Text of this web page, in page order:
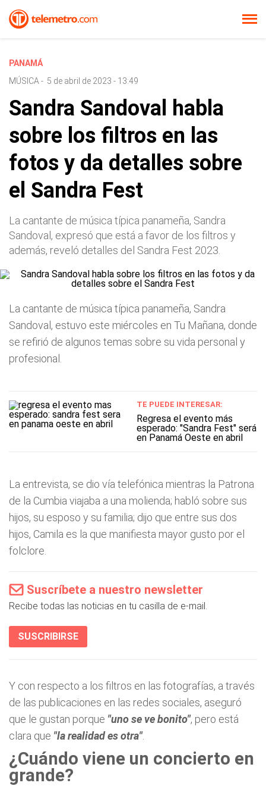
PANAMÁ
MÚSICA - 5 de abril de 2023 - 13:49
Sandra Sandoval habla
sobre los filtros en las
fotos y da detalles sobre
el Sandra Fest
La cantante de música típica panameña, Sandra
Sandoval, expresó que está a favor de los filtros y
además, reveló detalles del Sandra Fest 2023.
La cantante de música típica panameña, Sandra
Sandoval, estuvo este miércoles en Tu Mañana, donde
se refirió de algunos temas sobre su vida personal y
profesional.
TE PUEDE INTERESAR:
Regresa el evento más
esperado: "Sandra Fest" será
en Panamá Oeste en abril
La entrevista, se dio vía telefónica mientras la Patrona
de la Cumbia viajaba a una molienda; habló sobre sus
hijos, su esposo y su familia; dijo que entre sus dos
hijos, Camila es la que manifiesta mayor gusto por el
folclore.
Suscríbete a nuestro newsletter
Recibe todas las noticias en tu casilla de e-mail.
SUSCRIBIRSE
Y con respecto a los filtros en las fotografías, a través
de las publicaciones en las redes sociales, aseguró
que le gustan porque "uno se ve bonito", pero está
clara que "la realidad es otra".
¿Cuándo viene un concierto en
grande?